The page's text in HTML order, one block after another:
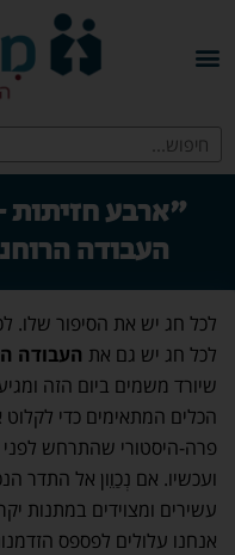
"ארבע
העבודה
לכל חג יש את הסיפור שלו.
לכל חג יש גם את העבודה
שיורד משמים ביום הזה
הכלים המתאימים כדי לקלוט
פרה-היסטורי שהתרחש
ועכשיו. אם נְכַוֵון אל התדר
עשירים ומצוידים במתנות
אנחנו עלולים לפספס